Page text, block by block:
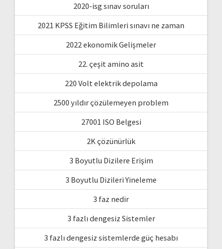
2020-isg sınav soruları
2021 KPSS Eğitim Bilimleri sınavı ne zaman
2022 ekonomik Gelişmeler
22. çeşit amino asit
220 Volt elektrik depolama
2500 yıldır çözülemeyen problem
27001 ISO Belgesi
2K çözünürlük
3 Boyutlu Dizilere Erişim
3 Boyutlu Dizileri Yineleme
3 faz nedir
3 fazlı dengesiz Sistemler
3 fazlı dengesiz sistemlerde güç hesabı